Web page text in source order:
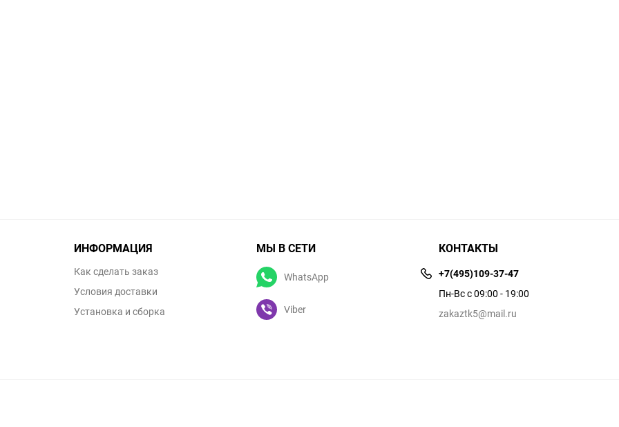
ИНФОРМАЦИЯ
Как сделать заказ
Условия доставки
Установка и сборка
МЫ В СЕТИ
WhatsApp
Viber
КОНТАКТЫ
+7(495)109-37-47
Пн-Вс с 09:00 - 19:00
zakaztk5@mail.ru